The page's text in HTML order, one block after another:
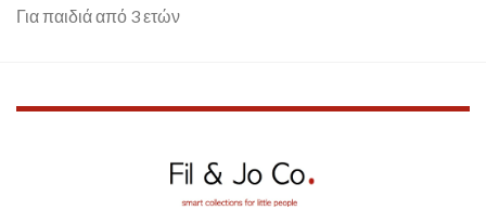
Για παιδιά από 3 ετών